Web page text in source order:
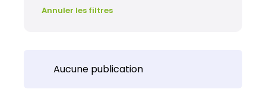
Annuler les filtres
Aucune publication